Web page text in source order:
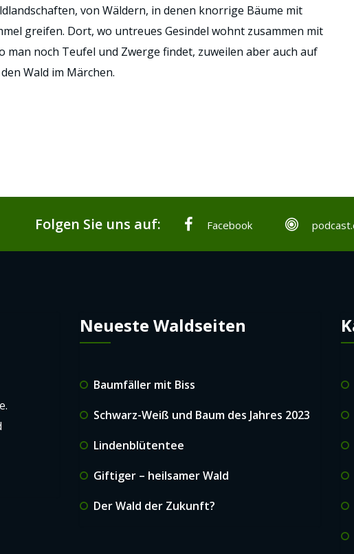
von Wäldern, in denen knorrige Bäume mit
greifen. Dort, wo untreues Gesindel wohnt zusammen mit
man noch Teufel und Zwerge findet, zuweilen aber auch auf
Wald im Märchen.
Folgen Sie uns auf: Facebook
Neueste Waldseiten
Baumfäller mit Biss
Schwarz-Weiß und Baum des Jahres 2023
Lindenblütentee
Giftiger – heilsamer Wald
Der Wald der Zukunft?